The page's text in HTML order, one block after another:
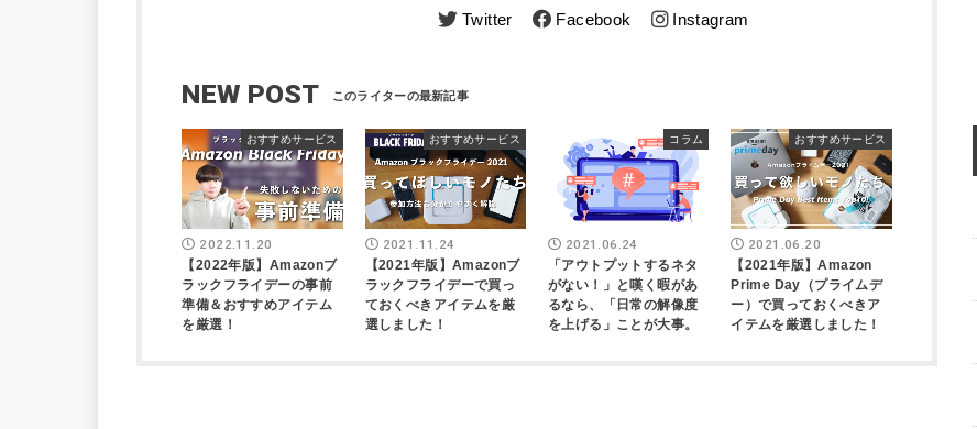
Twitter Facebook Instagram
NEW POST
おすすめサービス
2022.11.20
【2022年版】Amazonブ
ラックフライデーの事前
準備＆おすすめアイテム
を厳選！
おすすめサービス
2021.11.24
【2021年版】Amazonブ
ラックフライデーで買っ
ておくべきアイテムを厳
選しました！
コラム
2021.06.24
「アウトプットするネタ
がない！」と嘆く暇があ
るなら、「日常の解像度
を上げる」ことが大事。
おすすめサービス
2021.06.20
【2021年版】Amazon
Prime Day（プライムデ
ー）で買っておくべきア
イテムを厳選しました！